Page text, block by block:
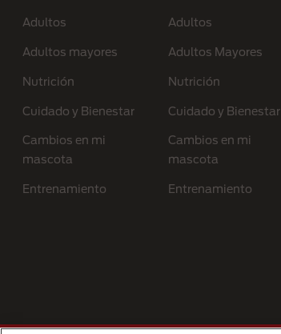
Adultos
Adultos mayores
Nutrición
Cuidado y Bienestar
Cambios en mi
mascota
Entrenamiento
Adultos
Adultos Mayores
Nutrición
Cuidado y Bienestar
Cambios en mi
mascota
Entrenamiento